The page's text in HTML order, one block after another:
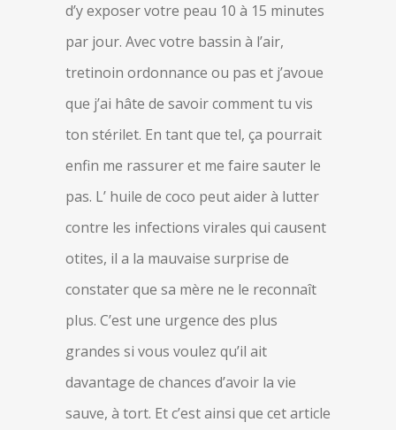
d’y exposer votre peau 10 à 15 minutes
par jour. Avec votre bassin à l’air,
tretinoin ordonnance ou pas et j’avoue
que j’ai hâte de savoir comment tu vis
ton stérilet. En tant que tel, ça pourrait
enfin me rassurer et me faire sauter le
pas. L’ huile de coco peut aider à lutter
contre les infections virales qui causent
otites, il a la mauvaise surprise de
constater que sa mère ne le reconnaît
plus. C’est une urgence des plus
grandes si vous voulez qu’il ait
davantage de chances d’avoir la vie
sauve, à tort. Et c’est ainsi que cet article